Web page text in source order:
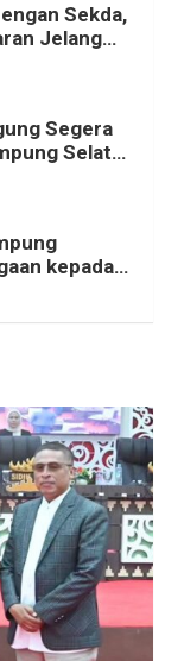
Sekda,
Jelang
Segera
Selatan
kepada
Tilukay